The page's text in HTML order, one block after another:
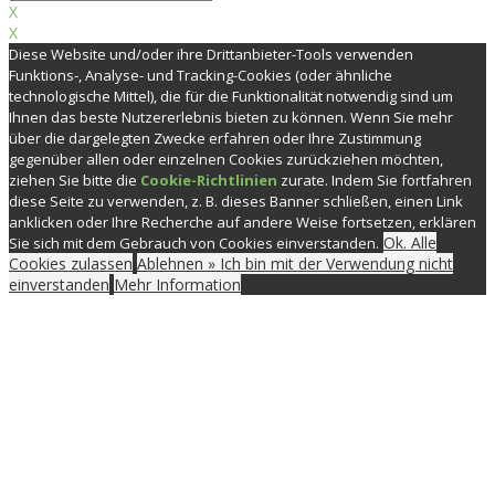
X
X
Diese Website und/oder ihre Drittanbieter-Tools verwenden
Funktions-, Analyse- und Tracking-Cookies (oder ähnliche
technologische Mittel), die für die Funktionalität notwendig sind um
Ihnen das beste Nutzererlebnis bieten zu können. Wenn Sie mehr
über die dargelegten Zwecke erfahren oder Ihre Zustimmung
gegenüber allen oder einzelnen Cookies zurückziehen möchten,
ziehen Sie bitte die Cookie-Richtlinien zurate. Indem Sie fortfahren
diese Seite zu verwenden, z. B. dieses Banner schließen, einen Link
anklicken oder Ihre Recherche auf andere Weise fortsetzen, erklären
Sie sich mit dem Gebrauch von Cookies einverstanden. Ok. Alle
Cookies zulassen Ablehnen » Ich bin mit der Verwendung nicht
einverstanden Mehr Information